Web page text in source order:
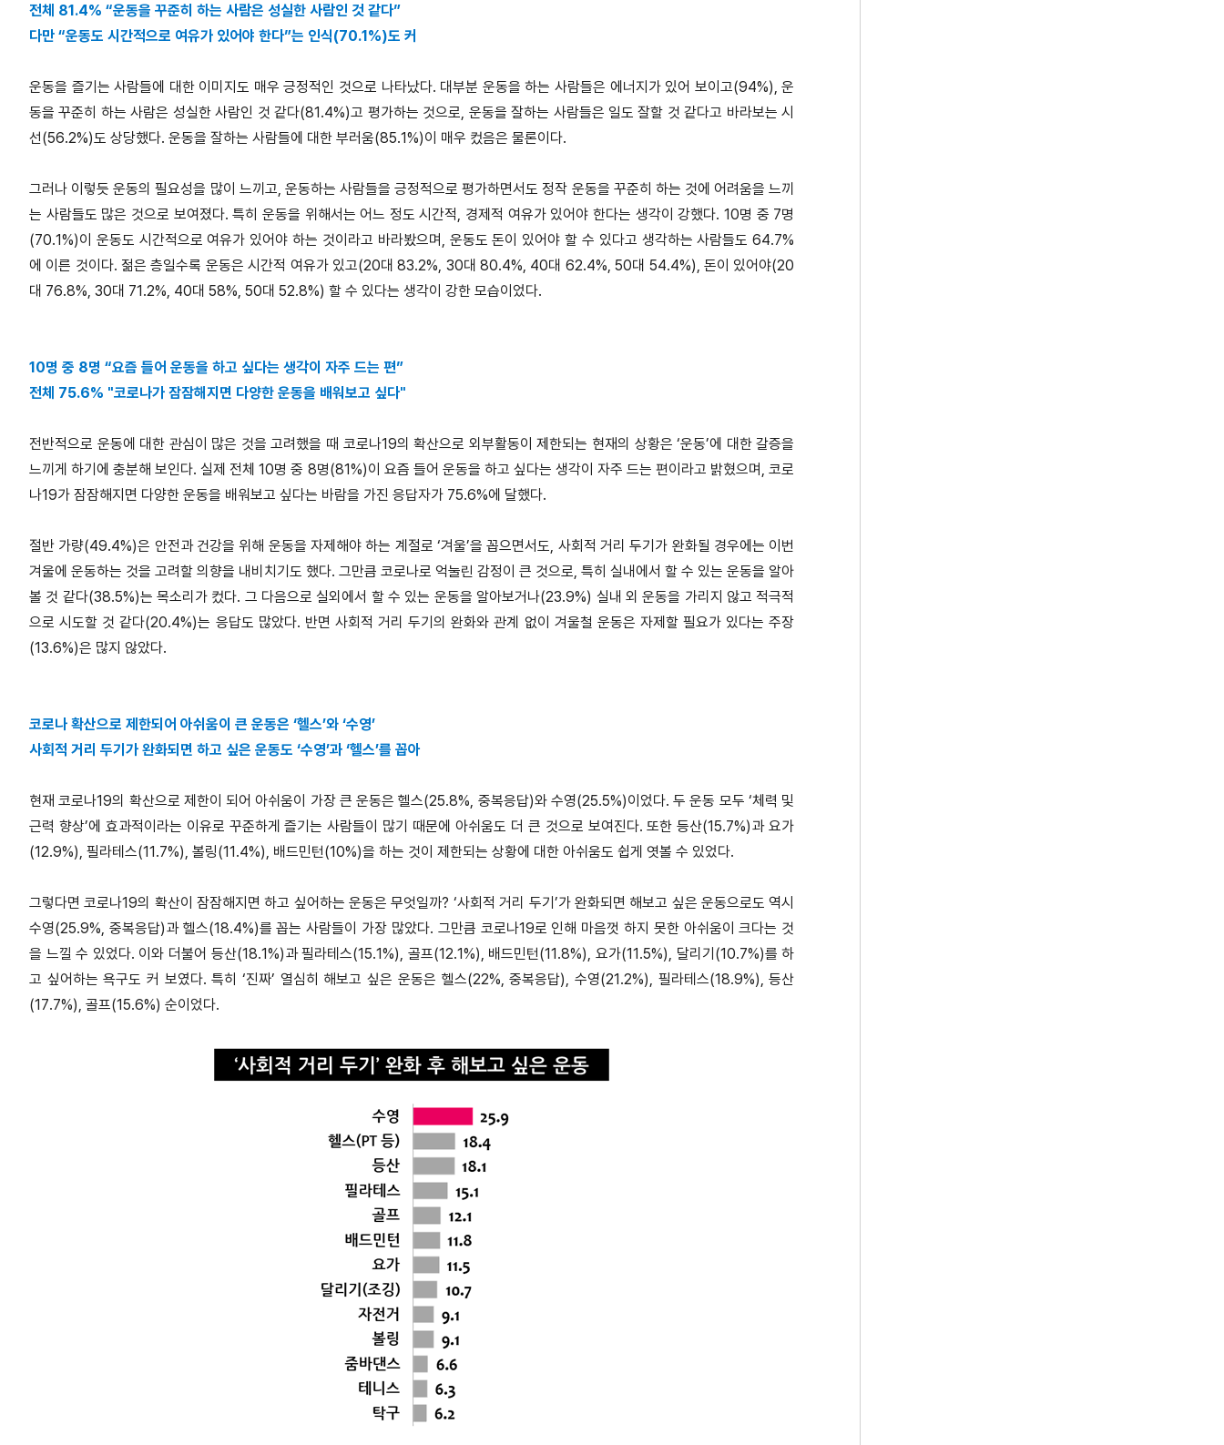
전체 81.4% “운동을 꾸준히 하는 사람은 성실한 사람인 것 같다”
다만 “운동도 시간적으로 여유가 있어야 한다”는 인식(70.1%)도 커
운동을 즐기는 사람들에 대한 이미지도 매우 긍정적인 것으로 나타났다. 대부분 운동을 하는 사람들은 에너지가 있어 보이고(94%), 운
동을 꾸준히 하는 사람은 성실한 사람인 것 같다(81.4%)고 평가하는 것으로, 운동을 잘하는 사람들은 일도 잘할 것 같다고 바라보는 시
선(56.2%)도 상당했다. 운동을 잘하는 사람들에 대한 부러움(85.1%)이 매우 컸음은 물론이다.
그러나 이렇듯 운동의 필요성을 많이 느끼고, 운동하는 사람들을 긍정적으로 평가하면서도 정작 운동을 꾸준히 하는 것에 어려움을 느끼
는 사람들도 많은 것으로 보여졌다. 특히 운동을 위해서는 어느 정도 시간적, 경제적 여유가 있어야 한다는 생각이 강했다. 10명 중 7명
(70.1%)이 운동도 시간적으로 여유가 있어야 하는 것이라고 바라봤으며, 운동도 돈이 있어야 할 수 있다고 생각하는 사람들도 64.7%
에 이른 것이다. 젊은 층일수록 운동은 시간적 여유가 있고(20대 83.2%, 30대 80.4%, 40대 62.4%, 50대 54.4%), 돈이 있어야(20
대 76.8%, 30대 71.2%, 40대 58%, 50대 52.8%) 할 수 있다는 생각이 강한 모습이었다.
10명 중 8명 “요즘 들어 운동을 하고 싶다는 생각이 자주 드는 편”
전체 75.6% "코로나가 잠잠해지면 다양한 운동을 배워보고 싶다"
전반적으로 운동에 대한 관심이 많은 것을 고려했을 때 코로나19의 확산으로 외부활동이 제한되는 현재의 상황은 ‘운동’에 대한 갈증을
느끼게 하기에 충분해 보인다. 실제 전체 10명 중 8명(81%)이 요즘 들어 운동을 하고 싶다는 생각이 자주 드는 편이라고 밝혔으며, 코로
나19가 잠잠해지면 다양한 운동을 배워보고 싶다는 바람을 가진 응답자가 75.6%에 달했다.
절반 가량(49.4%)은 안전과 건강을 위해 운동을 자제해야 하는 계절로 ‘겨울’을 꼽으면서도, 사회적 거리 두기가 완화될 경우에는 이번
겨울에 운동하는 것을 고려할 의향을 내비치기도 했다. 그만큼 코로나로 억눌린 감정이 큰 것으로, 특히 실내에서 할 수 있는 운동을 알아
볼 것 같다(38.5%)는 목소리가 컸다. 그 다음으로 실외에서 할 수 있는 운동을 알아보거나(23.9%) 실내 외 운동을 가리지 않고 적극적
으로 시도할 것 같다(20.4%)는 응답도 많았다. 반면 사회적 거리 두기의 완화와 관계 없이 겨울철 운동은 자제할 필요가 있다는 주장
(13.6%)은 많지 않았다.
코로나 확산으로 제한되어 아쉬움이 큰 운동은 ‘헬스’와 ‘수영’
사회적 거리 두기가 완화되면 하고 싶은 운동도 ‘수영’과 ‘헬스’를 꼽아
현재 코로나19의 확산으로 제한이 되어 아쉬움이 가장 큰 운동은 헬스(25.8%, 중복응답)와 수영(25.5%)이었다. 두 운동 모두 ‘체력 및
근력 향상’에 효과적이라는 이유로 꾸준하게 즐기는 사람들이 많기 때문에 아쉬움도 더 큰 것으로 보여진다. 또한 등산(15.7%)과 요가
(12.9%), 필라테스(11.7%), 볼링(11.4%), 배드민턴(10%)을 하는 것이 제한되는 상황에 대한 아쉬움도 쉽게 엿볼 수 있었다.
그렇다면 코로나19의 확산이 잠잠해지면 하고 싶어하는 운동은 무엇일까? ‘사회적 거리 두기’가 완화되면 해보고 싶은 운동으로도 역시
수영(25.9%, 중복응답)과 헬스(18.4%)를 꼽는 사람들이 가장 많았다. 그만큼 코로나19로 인해 마음껏 하지 못한 아쉬움이 크다는 것
을 느낄 수 있었다. 이와 더불어 등산(18.1%)과 필라테스(15.1%), 골프(12.1%), 배드민턴(11.8%), 요가(11.5%), 달리기(10.7%)를 하
고 싶어하는 욕구도 커 보였다. 특히 ‘진짜’ 열심히 해보고 싶은 운동은 헬스(22%, 중복응답), 수영(21.2%), 필라테스(18.9%), 등산
(17.7%), 골프(15.6%) 순이었다.